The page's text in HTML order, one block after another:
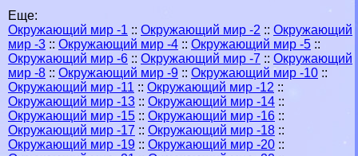
Еще:
Окружающий мир -1 :: Окружающий мир -2 :: Окружающий
мир -3 :: Окружающий мир -4 :: Окружающий мир -5 ::
Окружающий мир -6 :: Окружающий мир -7 :: Окружающий
мир -8 :: Окружающий мир -9 :: Окружающий мир -10 ::
Окружающий мир -11 :: Окружающий мир -12 ::
Окружающий мир -13 :: Окружающий мир -14 ::
Окружающий мир -15 :: Окружающий мир -16 ::
Окружающий мир -17 :: Окружающий мир -18 ::
Окружающий мир -19 :: Окружающий мир -20 ::